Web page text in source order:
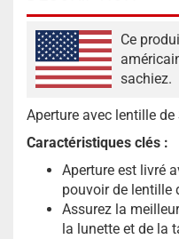
Ce
sachiez.
Aperture avec lentille
Caractéristiques clés :
Aperture est livré
pouvoir de lentille
Assurez la
la lunette et de la